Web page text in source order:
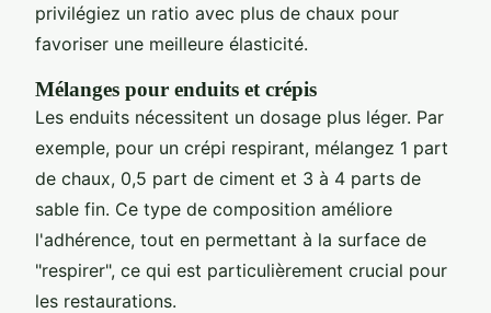
privilégiez un ratio avec plus de chaux pour
favoriser une meilleure élasticité.
Mélanges pour enduits et crépis
Les enduits nécessitent un dosage plus léger. Par
exemple, pour un crépi respirant, mélangez 1 part
de chaux, 0,5 part de ciment et 3 à 4 parts de
sable fin. Ce type de composition améliore
l'adhérence, tout en permettant à la surface de
"respirer", ce qui est particulièrement crucial pour
les restaurations.